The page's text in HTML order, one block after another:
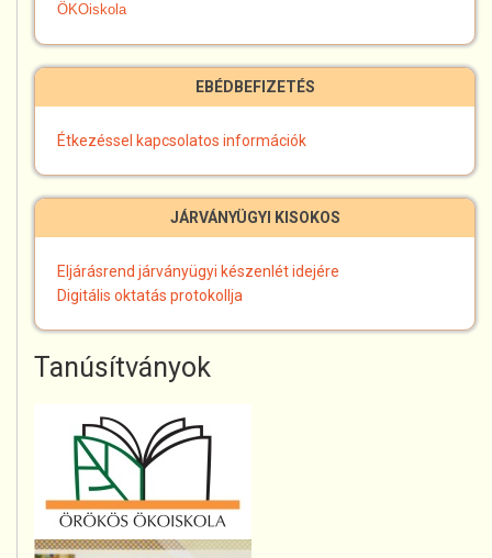
ÖKOiskola
EBÉDBEFIZETÉS
Étkezéssel kapcsolatos információk
JÁRVÁNYÜGYI KISOKOS
Eljárásrend járványügyi készenlét idejére
Digitális oktatás protokollja
Tanúsítványok